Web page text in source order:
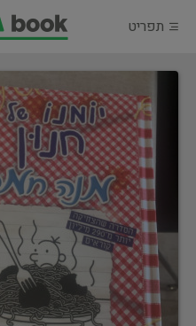
תפריט